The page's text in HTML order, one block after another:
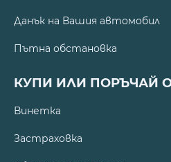
Данък на Вашия автомобил
Пътна обстановка
КУПИ ИЛИ ПОРЪЧАЙ
Винетка
Застраховка